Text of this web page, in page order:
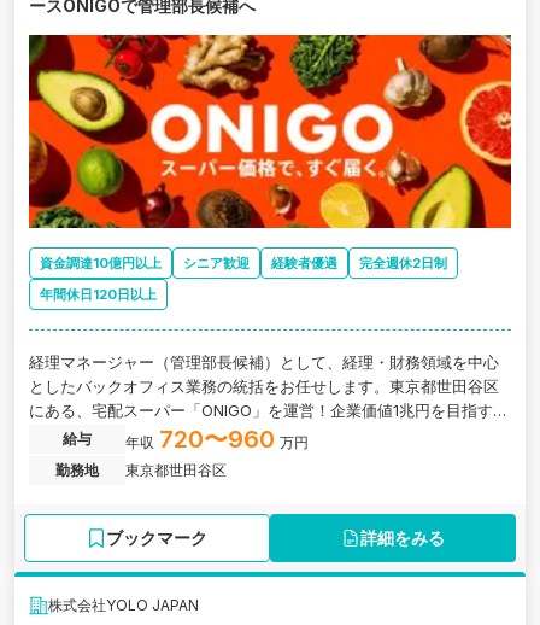
ースONIGOで管理部長候補へ
資金調達10億円以上 シニア歓迎 経験者優遇
完全週休2日制
年間休日120日以上
経理マネージャー（管理部長候補）として、経理・財務領域を中心
としたバックオフィス業務の統括をお任せします。東京都世田谷区
にある、宅配スーパー「ONIGO」を運営！企業価値1兆円を目指す日
本初のダークストア専業のスタートアップ企業の求人です。
給与 年収 720〜960 万円
勤務地
東京都世田谷区
ブックマーク 詳細をみる
株式会社YOLO JAPAN